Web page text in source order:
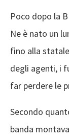
Poco dopo la
Ne è nato un
fino alla
degli agenti, i
far perdere le
Secondo
banda